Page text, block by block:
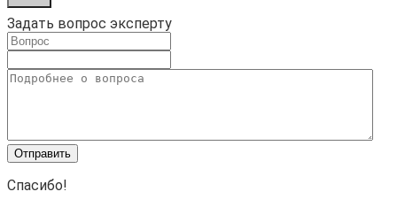
Задать вопрос эксперту
Спасибо!